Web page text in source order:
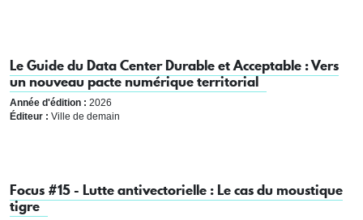
Le Guide du Data Center Durable et Acceptable : Vers
un nouveau pacte numérique territorial
Année d'édition : 2026
Éditeur : Ville de demain
Focus #15 - Lutte antivectorielle : Le cas du moustique
tigre